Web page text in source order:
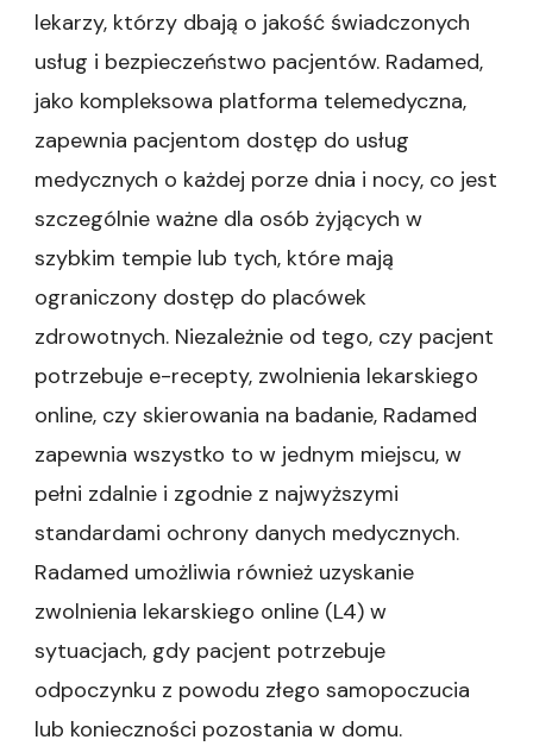
lekarzy, którzy dbają o jakość świadczonych
usług i bezpieczeństwo pacjentów. Radamed,
jako kompleksowa platforma telemedyczna,
zapewnia pacjentom dostęp do usług
medycznych o każdej porze dnia i nocy, co jest
szczególnie ważne dla osób żyjących w
szybkim tempie lub tych, które mają
ograniczony dostęp do placówek
zdrowotnych. Niezależnie od tego, czy pacjent
potrzebuje e-recepty, zwolnienia lekarskiego
online, czy skierowania na badanie, Radamed
zapewnia wszystko to w jednym miejscu, w
pełni zdalnie i zgodnie z najwyższymi
standardami ochrony danych medycznych.
Radamed umożliwia również uzyskanie
zwolnienia lekarskiego online (L4) w
sytuacjach, gdy pacjent potrzebuje
odpoczynku z powodu złego samopoczucia
lub konieczności pozostania w domu.